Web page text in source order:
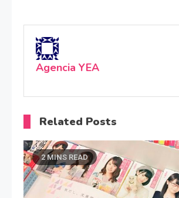
Agencia YEA
Related Posts
2 MINS READ